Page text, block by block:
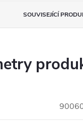
SOUVISEJÍCÍ